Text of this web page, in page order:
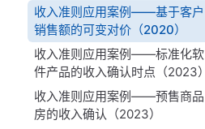
收入准则应用案例——基于客户
销售额的可变对价（2020）
收入准则应用案例——标准化软
件产品的收入确认时点（2023）
收入准则应用案例——预售商品
房的收入确认（2023）